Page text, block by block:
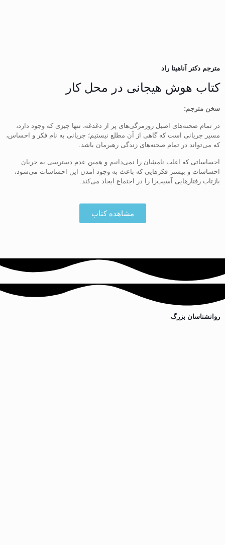
مترجم دکتر آناهیتا راد
کتاب هوش هیجانی در محل کار
سخن مترجم:
در تمام صحنه‌های اصیل روزمرگی‌های پر از دغدغه، تنها چیزی که وجود دارد،
مسیر جریانی است که گاهی از آن مطلع نیستیم؛ جریانی به نام فکر و احساس،
که می‌تواند در تمام صحنه‌های زندگی رهبرمان باشد.
احساساتی که اغلب نامشان را نمی‌دانیم و همین عدم دسترسی به جریان
احساسات و بیشتر فکرهایی که باعث به وجود آمدن این احساسات می‌شود،
بازتاب رفتارهایی آسیب‌زا را در اجتماع ایجاد می‌کند.
مشاهده کتاب
روانشناسان بزرگ